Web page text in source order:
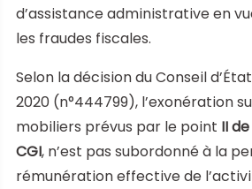
d’assistance administrative en
les fraudes fiscales.
Selon la décision du Conseil
2020 (n°444799), l’exonération
mobiliers prévus par le point II
CGI, n’est pas subordonné à la
rémunération effective de